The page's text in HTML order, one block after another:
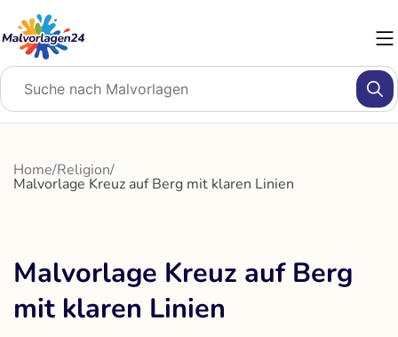
Inhalt
springen
Home/Religion/
Malvorlage Kreuz auf Berg mit klaren Linien
Malvorlage Kreuz auf Berg
mit klaren Linien